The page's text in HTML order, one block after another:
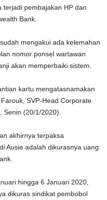
terjadi pembajakan HP dan
Bank.
mengakui ada kelemahan
nomor ponsel wartawan
akan memperbaiki sistem.
kartu mengatasnamakan
SVP-Head Corporate
(20/1/2020).
akhirnya terpaksa
Ausie adalah dikurasnya uang
hingga 6 Januari 2020,
dikuras sindikat pembobol